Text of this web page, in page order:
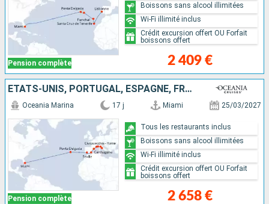
Pension complète 2 409 €
Boissons sans alcool illimitées
Wi-Fi illimité inclus
Crédit excursion offert OU Forfait
boissons offert
ÉTATS-UNIS, PORTUGAL, ESPAGNE, FRANCE, ITALIE
Pension complète
Oceania Marina 17 j Miami 25/03/2027
2 658 €
Tous les restaurants inclus
Boissons sans alcool illimitées
Wi-Fi illimité inclus
Crédit excursion offert OU Forfait
boissons offert